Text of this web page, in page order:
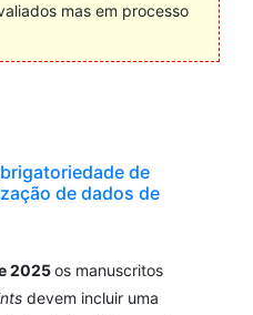
mas em processo
de
de dados de
2025os manuscritos
devem incluir uma